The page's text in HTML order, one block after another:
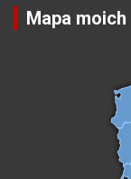
Mapa